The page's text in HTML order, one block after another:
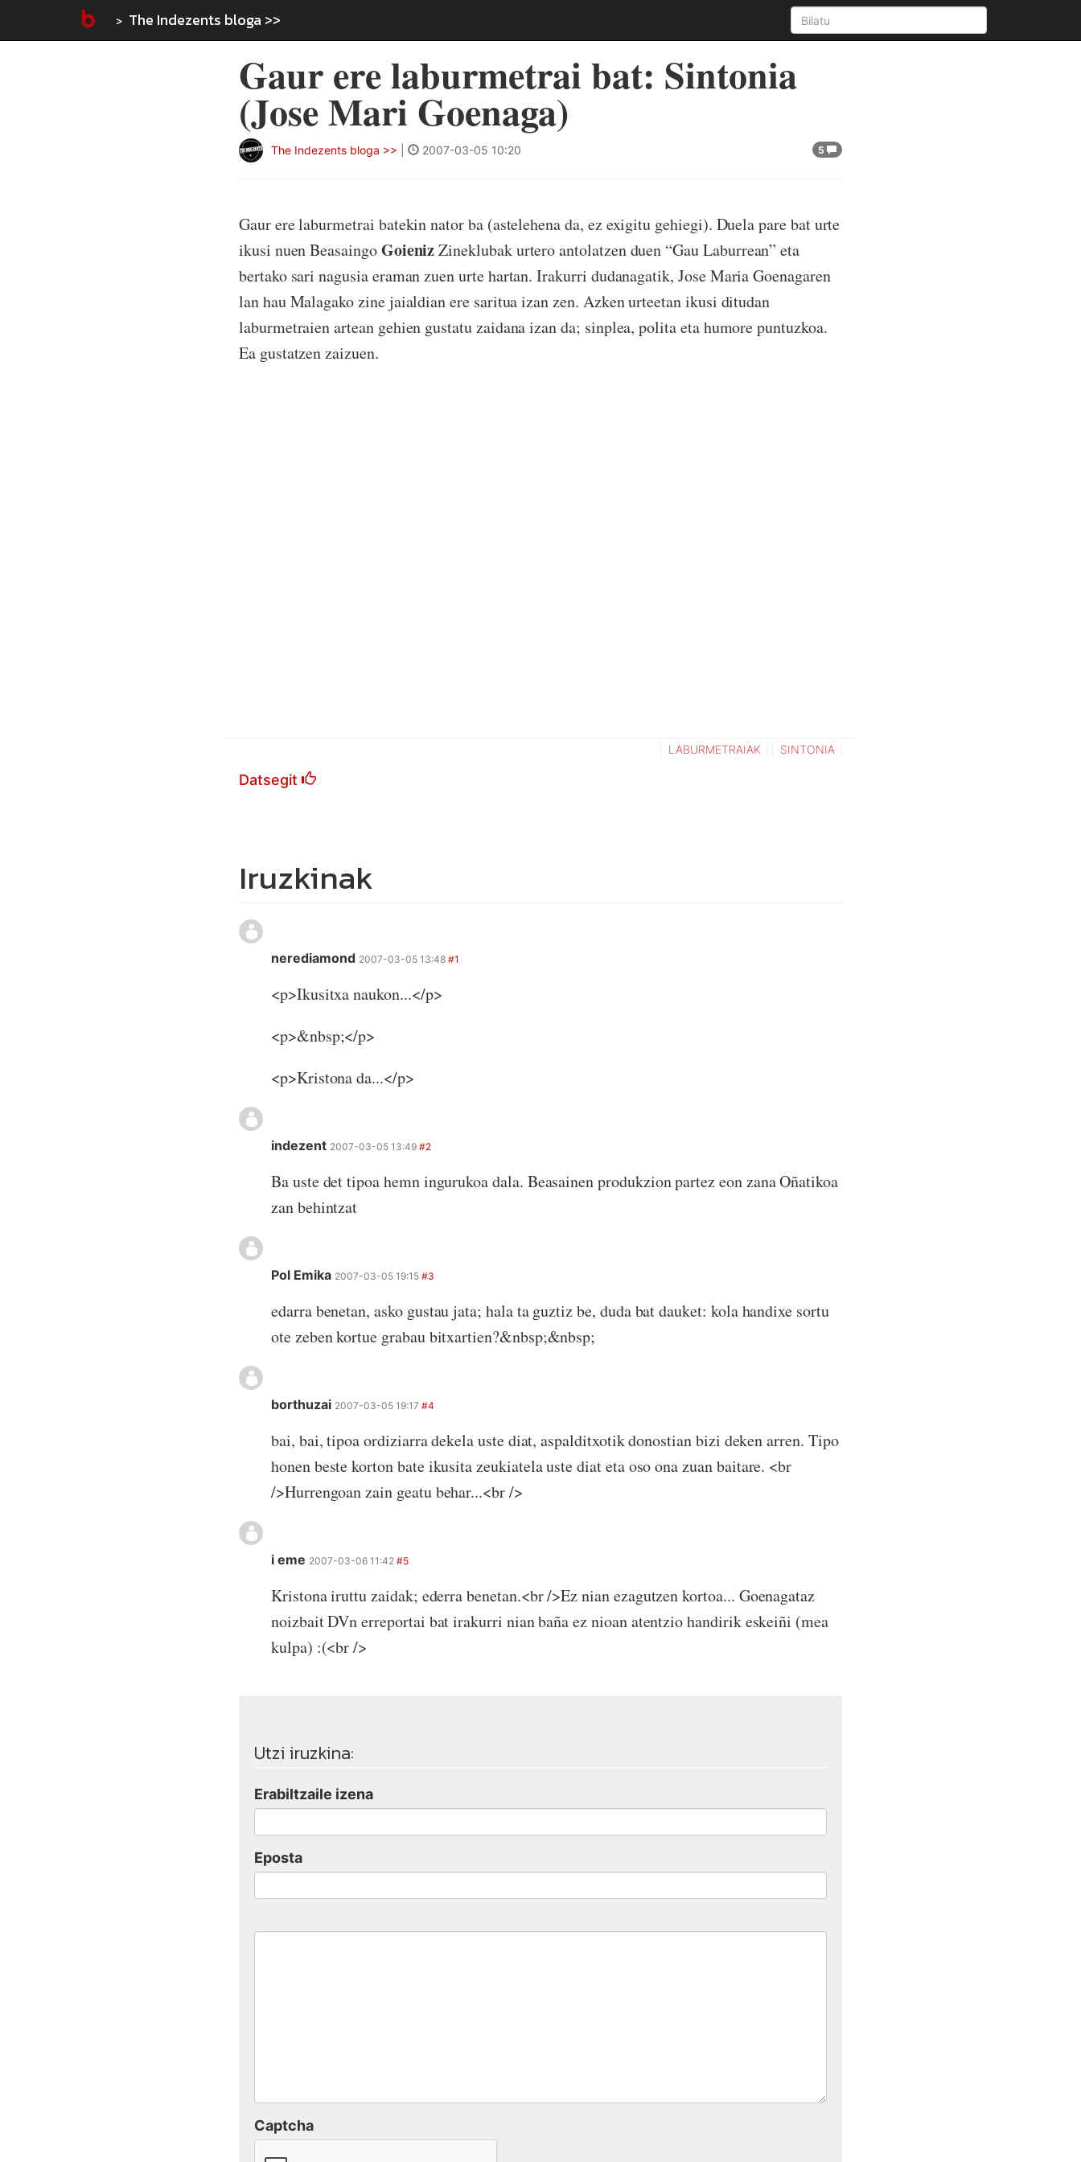
The Indezents bloga >>
Gaur ere laburmetrai bat: Sintonia
(Jose Mari Goenaga)
The Indezents bloga >> 2007-03-05 10:20 5
Gaur ere laburmetrai batekin nator ba (astelehena da, ez exigitu gehiegi). Duela pare bat urte
ikusi nuen BeasaingoGoienizZineklubak urtero antolatzen duen “Gau Laburrean” eta
bertako sari nagusia eraman zuen urte hartan. Irakurri dudanagatik, Jose Maria Goenagaren
lan hau Malagako zine jaialdian ere saritua izan zen. Azken urteetan ikusi ditudan
laburmetraien artean gehien gustatu zaidana izan da; sinplea, polita eta humore puntuzkoa.
Ea gustatzen zaizuen.
Datsegit
LABURMETRAIAK SINTONIA
Iruzkinak
nerediamond 2007-03-05 13:48 #1
<p>Ikusitxa naukon...</p>
<p>&nbsp;</p>
<p>Kristona da...</p>
indezent 2007-03-05 13:49 #2
Ba uste det tipoa hemn ingurukoa dala. Beasainen produkzion partez eon zana Oñatikoa
zan behintzat
Pol Emika 2007-03-05 19:15 #3
edarra benetan, asko gustau jata; hala ta guztiz be, duda bat dauket: kola handixe sortu
ote zeben kortue grabau bitxartien?&nbsp;&nbsp;
borthuzai 2007-03-05 19:17 #4
bai, bai, tipoa ordiziarra dekela uste diat, aspalditxotik donostian bizi deken arren. Tipo
honen beste korton bate ikusita zeukiatela uste diat eta oso ona zuan baitare. <br
/>Hurrengoan zain geatu behar...<br />
i eme 2007-03-06 11:42 #5
Kristona iruttu zaidak; ederra benetan.<br />Ez nian ezagutzen kortoa... Goenagataz
noizbait DVn erreportai bat irakurri nian baña ez nioan atentzio handirik eskeiñi (mea
kulpa) :(<br />
Utzi iruzkina:
Erabiltzaile izena
Eposta
Captcha